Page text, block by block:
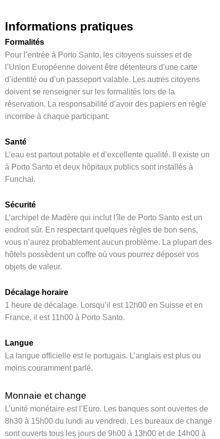
Informations pratiques
Formalités
Pour l’entrée à Porto Santo, les citoyens suisses et de
l’Union Européenne doivent être détenteurs d’une carte
d’identité ou d’un passeport valable. Les autres citoyens
doivent se renseigner sur les formalités lors de la
réservation. La responsabilité d’avoir des papiers en règle
incombe à chaque participant.
Santé
L’eau est partout potable et d’excellente qualité. Il existe un
à Porto Santo et deux hôpitaux publics sont installés à
Funchal.
Sécurité
L’archipel de Madère qui inclut l'île de Porto Santo est un
endroit sûr. En respectant quelques règles de bon sens,
vous n’aurez probablement aucun problème. La plupart des
hôtels possèdent un coffre où vous pourrez déposer vos
objets de valeur.
Décalage horaire
1 heure de décalage. Lorsqu’il est 12h00 en Suisse et en
France, il est 11h00 à Porto Santo.
Langue
La langue officielle est le portugais. L’anglais est plus ou
moins couramment parlé.
Monnaie et change
L’unité monétaire est l’Euro. Les banques sont ouvertes de
8h30 à 15h00 du lundi au vendredi. Les bureaux de change
sont ouverts tous les jours de 9h00 à 13h00 et de 14h00 à